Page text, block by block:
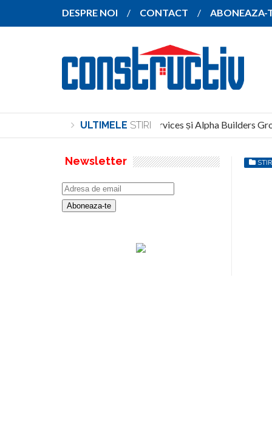
DESPRE NOI CONTACT ABONEAZA-
ULTIMELE STIRI
North Global Services și Alpha Builders
Newsletter